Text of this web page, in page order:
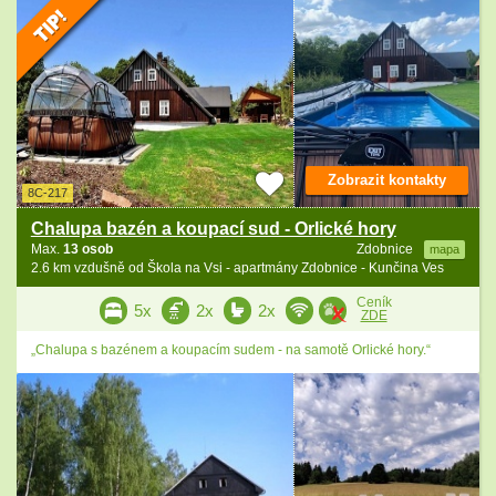
8C-217
Chalupa bazén a koupací sud - Orlické hory
Zdobnice mapa
Max. 13 osob
2.6 km vzdušně od Škola na Vsi - apartmány Zdobnice - Kunčina Ves
Zobrazit kontakty
5x 2x 2x
Ceník
ZDE
„Chalupa s bazénem a koupacím sudem - na samotě Orlické hory.“